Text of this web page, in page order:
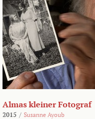
Almas kleiner Fotograf
2015 / Susanne Ayoub